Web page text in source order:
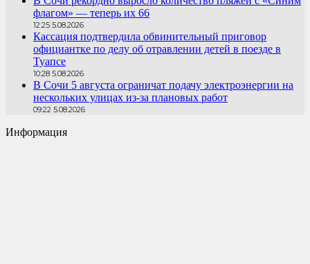
флагом» — теперь их 66
12:25 5.08.2026
Кассация подтвердила обвинительный приговор
официантке по делу об отравлении детей в поезде в
Туапсе
10:28 5.08.2026
В Сочи 5 августа ограничат подачу электроэнергии на
нескольких улицах из-за плановых работ
09:22 5.08.2026
Информация